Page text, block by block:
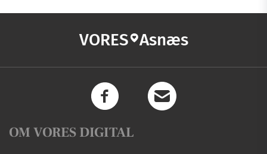
VORES Asnæs
OM VORES DIGITAL